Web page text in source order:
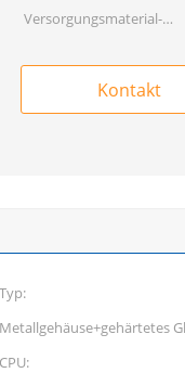
Versorgungsmaterial-
Kontakt
Typ:
Metallgehäuse+gehärtetes
CPU: